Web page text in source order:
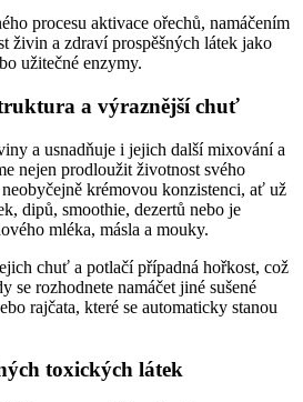
procesu aktivace ořechů, namáčením
živin a zdraví prospěšných látek jako
užitečné enzymy.
a výraznější chuť
a usnadňuje i jejich další mixování a
nejen prodloužit životnost svého
krémovou konzistenci, ať už
dipů, smoothie, dezertů nebo je
mléka, másla a mouky.
chuť a potlačí případná hořkost, což
se rozhodnete namáčet jiné sušené
rajčata, které se automaticky stanou
toxických látek